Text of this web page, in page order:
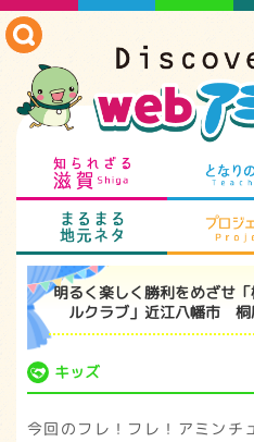
知られざる
まるまる地
明るく楽しく勝利をめざせ
ルクラブ」近江八幡市 桐
キッズ
今回のフレ！フレ！アミンチ